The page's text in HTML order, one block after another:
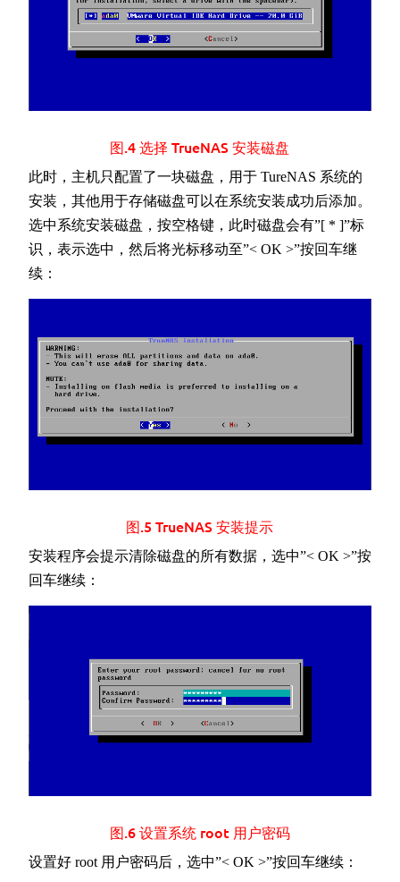
图.4 选择 TrueNAS 安装磁盘
此时，主机只配置了一块磁盘，用于 TureNAS 系统的
安装，其他用于存储磁盘可以在系统安装成功后添加。
选中系统安装磁盘，按空格键，此时磁盘会有”[ * ]”标
识，表示选中，然后将光标移动至”< OK >”按回车继
续：
图.5 TrueNAS 安装提示
安装程序会提示清除磁盘的所有数据，选中”< OK >”按
回车继续：
图.6 设置系统 root 用户密码
设置好 root 用户密码后，选中”< OK >”按回车继续：